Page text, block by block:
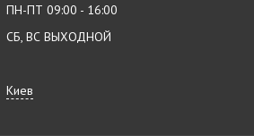
ПН-ПТ 09:00 - 16:00
СБ, ВС ВЫХОДНОЙ
Киев